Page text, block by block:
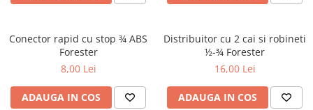
Conector rapid cu stop ¾ ABS
Forester
8,00 Lei
ADAUGA IN COS
Distribuitor cu 2 cai si robineti
½-¾ Forester
16,00 Lei
ADAUGA IN COS